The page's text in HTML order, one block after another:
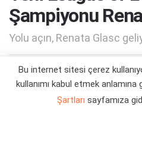
Şampiyonu
Yolu açın, Renata Glasc
Yazar: Orçun Çavuşoğlu
Bu internet sitesi çerez
kullanımı kabul etmek
Şartları sayfamıza